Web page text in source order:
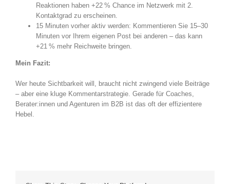
Reaktionen haben +22 % Chance im Netzwerk mit 2.
Kontaktgrad zu erscheinen.
15 Minuten vorher aktiv werden: Kommentieren Sie 15–30
Minuten vor Ihrem eigenen Post bei anderen – das kann
+21 % mehr Reichweite bringen.
Mein Fazit:
Wer heute Sichtbarkeit will, braucht nicht zwingend viele Beiträge
– aber eine kluge Kommentarstrategie. Gerade für Coaches,
Berater:innen und Agenturen im B2B ist das oft der effizientere
Hebel.